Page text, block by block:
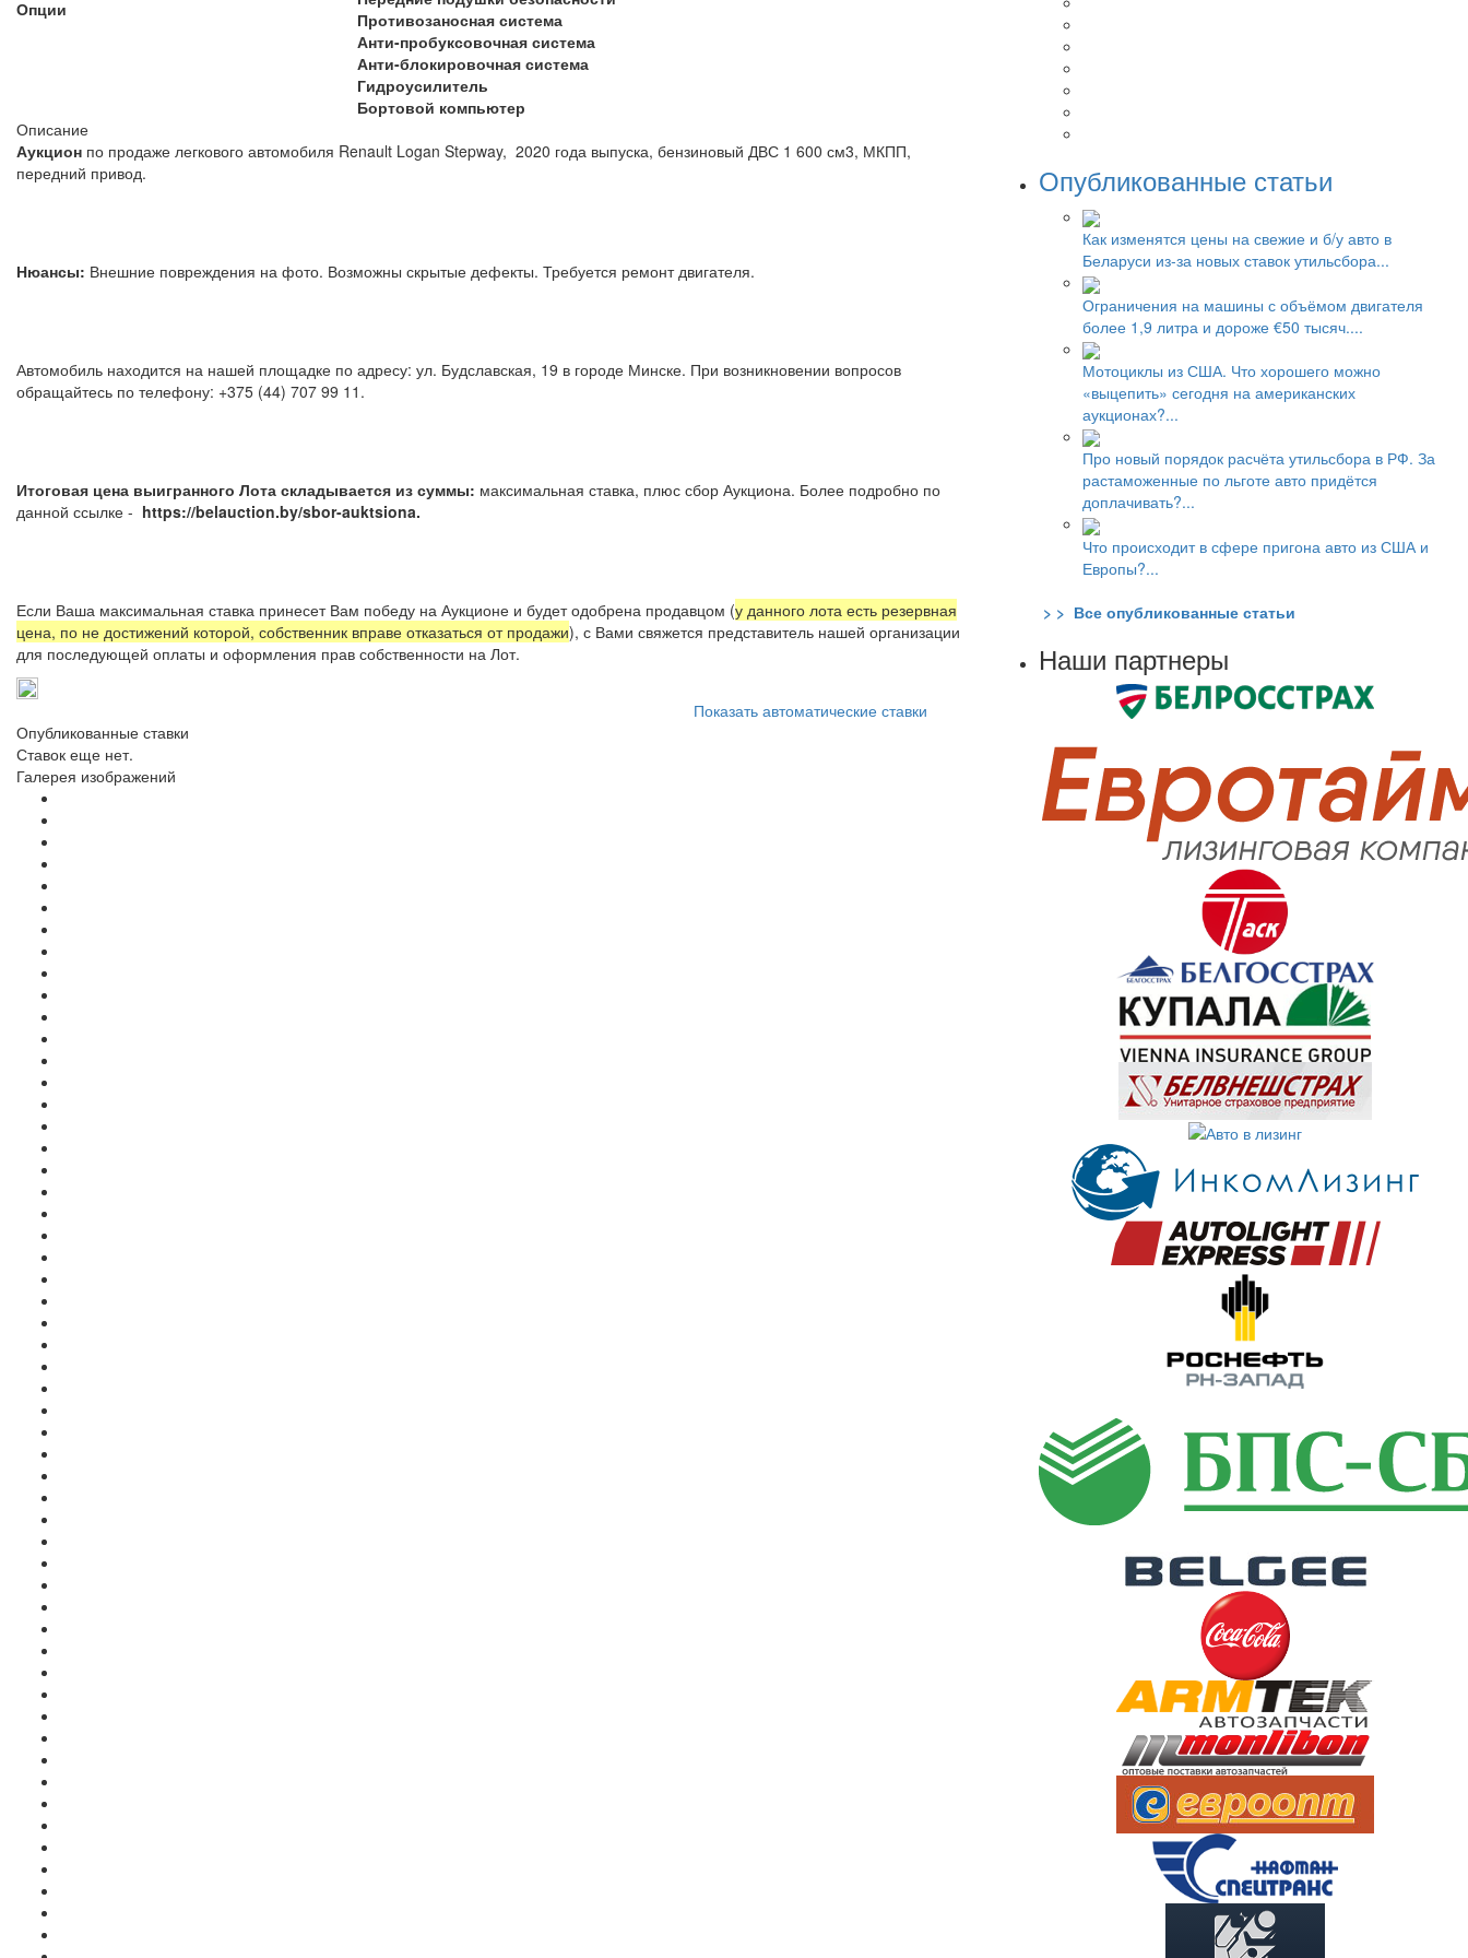
Опции
Противозаносная система
Анти-пробуксовочная система
Анти-блокировочная система
Гидроусилитель
Бортовой компьютер
Описание
Аукцион по продаже легкового автомобиля Renault Logan Stepway, 2020 года выпуска, бензиновый ДВС 1 600 см3, МКПП,
передний привод.
Нюансы: Внешние повреждения на фото. Возможны скрытые дефекты. Требуется ремонт двигателя.
Автомобиль находится на нашей площадке по адресу: ул. Будславская, 19 в городе Минске. При возникновении вопросов
обращайтесь по телефону: +375 (44) 707 99 11.
Итоговая цена выигранного Лота складывается из суммы: максимальная ставка, плюс сбор Аукциона. Более подробно по
данной ссылке - https://belauction.by/sbor-auktsiona.
Если Ваша максимальная ставка принесет Вам победу на Аукционе и будет одобрена продавцом (у данного лота есть резервная
цена, по не достижений которой, собственник вправе отказаться от продажи), с Вами свяжется представитель нашей организации
для последующей оплаты и оформления прав собственности на Лот.
Показать автоматические ставки
Опубликованные ставки
Ставок еще нет.
Галерея изображений
Опубликованные статьи
Как изменятся цены на свежие и б/у авто в
Беларуси из-за новых ставок утильсбора...
Ограничения на машины с объёмом двигателя
более 1,9 литра и дороже €50 тысяч....
Мотоциклы из США. Что хорошего можно
«выцепить» сегодня на американских
аукционах?...
Про новый порядок расчёта утильсбора в РФ. За
растаможенные по льготе авто придётся
доплачивать?...
Что происходит в сфере пригона авто из США и
Европы?...
> > Все опубликованные статьи
Наши партнеры